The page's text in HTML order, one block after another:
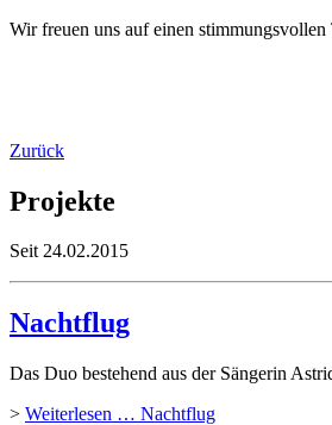
Wir freuen uns auf einen
Zurück
Projekte
Seit24.02.2015
Nachtflug
Das Duo bestehend aus der Sängerin
> Weiterlesen … Nachtflug